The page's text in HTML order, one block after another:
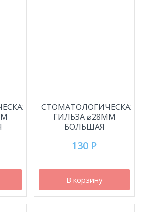
СТОМАТОЛОГИЧЕСКАЯ
ГИЛЬЗА ⌀28ММ
БОЛЬШАЯ
130 Р
В корзину